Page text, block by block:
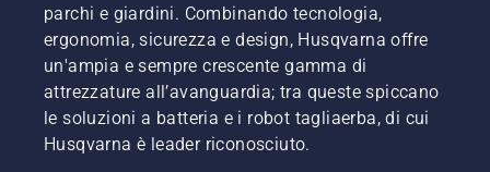
parchi e giardini. Combinando tecnologia,
ergonomia, sicurezza e design, Husqvarna offre
un'ampia e sempre crescente gamma di
attrezzature all’avanguardia; tra queste spiccano
le soluzioni a batteria e i robot tagliaerba, di cui
Husqvarna è leader riconosciuto.